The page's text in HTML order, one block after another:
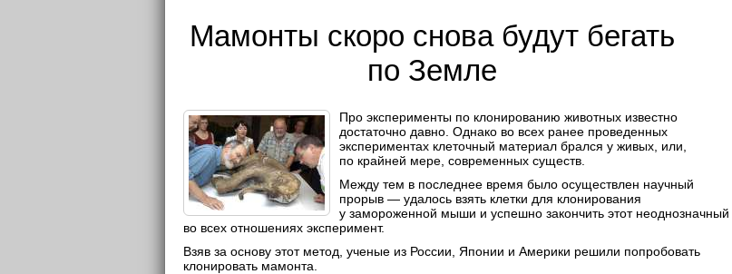
Мамонты скоро снова будут бегать
по Земле
Про эксперименты по клонированию животных известно
достаточно давно. Однако во всех ранее проведенных
экспериментах клеточный материал брался у живых, или,
по крайней мере, современных существ.
Между тем в последнее время было осуществлен научный
прорыв — удалось взять клетки для клонирования
у замороженной мыши и успешно закончить этот неоднозначный
во всех отношениях эксперимент.
Взяв за основу этот метод, ученые из России, Японии и Америки решили попробовать
клонировать мамонта.